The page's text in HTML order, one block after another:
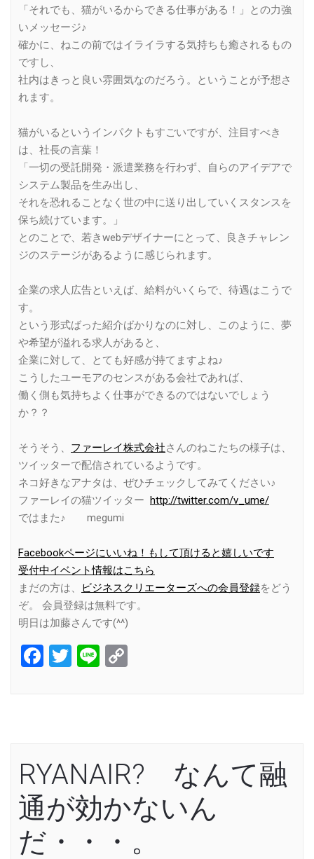
「それでも、猫がいるからできる仕事がある！」との力強
いメッセージ♪
確かに、ねこの前ではイライラする気持ちも癒されるもの
ですし、
社内はきっと良い雰囲気なのだろう。ということが予想さ
れます。
猫がいるというインパクトもすごいですが、注目すべき
は、社長の言葉！
「一切の受託開発・派遣業務を行わず、自らのアイデアで
システム製品を生み出し、
それを恐れることなく世の中に送り出していくスタンスを
保ち続けています。」
とのことで、若きwebデザイナーにとって、良きチャレン
ジのステージがあるように感じられます。
企業の求人広告といえば、給料がいくらで、待遇はこうで
す。
という形式ばった紹介ばかりなのに対し、このように、夢
や希望が溢れる求人があると、
企業に対して、とても好感が持てますよね♪
こうしたユーモアのセンスがある会社であれば、
働く側も気持ちよく仕事ができるのではないでしょう
か？？
そうそう、 ファーレイ株式会社さんのねこたちの様子は、
ツイッターで配信されているようです。
ネコ好きなアナタは、ぜひチェックしてみてください♪
ファーレイの猫ツイッター
http://twitter.com/v_ume/
ではまた♪ megumi
Facebookページにいいね！もして頂けると嬉しいです
受付中イベント情報はこちら
まだの方は、
ビジネスクリエーターズへの会員登録をどう
ぞ。 会員登録は無料です。
明日は加藤さんです(^^)
Facebook
Twitter
Line
RYANAIR? なんて融
通が効かないん
だ・・・。